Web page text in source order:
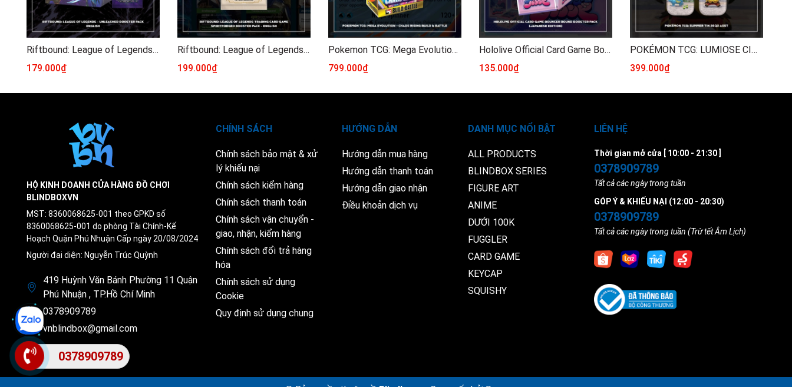
Riftbound: League of Legends - Unleashed Booster Pack - English
179.000₫
Riftbound: League of Legends Trading Card Game SpiritForged Booster Pack - English
199.000₫
Pokemon TCG: Mega Evolution - Chaos Rising Build & Battle
799.000₫
Hololive Official Card Game Bouncer Bound Booster Pack (Japanese Edition)
135.000₫
POKÉMON TCG: LUMIOSE CITY MINI TIN
399.000₫
HỘ KINH DOANH CỬA HÀNG ĐỒ CHƠI
BLINDBOXVN
MST: 8360068625-001 theo GPKD số
8360068625-001 do phòng Tài Chính-Kế
Hoạch Quận Phú Nhuận Cấp ngày 20/08/2024
Người đại diện: Nguyễn Trúc Quỳnh
419 Huỳnh Văn Bánh Phường 11 Quận
Phú Nhuận , TP.Hồ Chí Minh
0378909789
vnblindbox@gmail.com
CHÍNH SÁCH
Chính sách bảo mật & xử
lý khiếu nại
Chính sách kiểm hàng
Chính sách thanh toán
Chính sách vận chuyển -
giao, nhận, kiểm hàng
Chính sách đổi trả hàng
hóa
Chính sách sử dụng
Cookie
Quy định sử dụng chung
HƯỚNG DẪN
Hướng dẫn mua hàng
Hướng dẫn thanh toán
Hướng dẫn giao nhận
Điều khoản dịch vụ
DANH MỤC NỔI BẬT
ALL PRODUCTS
BLINDBOX SERIES
FIGURE ART
ANIME
DƯỚI 100K
FUGGLER
CARD GAME
KEYCAP
SQUISHY
LIÊN HỆ
Thời gian mở cửa [ 10:00 - 21:30 ]
0378909789
Tất cả các ngày trong tuần
GÓP Ý & KHIẾU NẠI (12:00 - 20:30)
0378909789
Tất cả các ngày trong tuần (Trừ tết Âm Lịch)
0378909789